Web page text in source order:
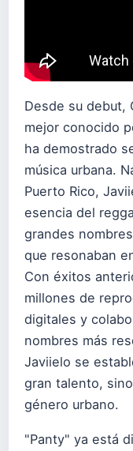
Desde su debut,
mejor conocido
ha demostrado
música urbana.
Puerto Rico,
esencia del
grandes
que resonaban
Con éxitos
millones de
digitales y
nombres más
Javiielo se
gran talento,
género urbano.
"Panty" ya está